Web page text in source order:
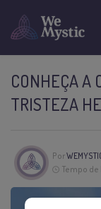
CONHEÇA A
TRISTEZA
Por
Tempo